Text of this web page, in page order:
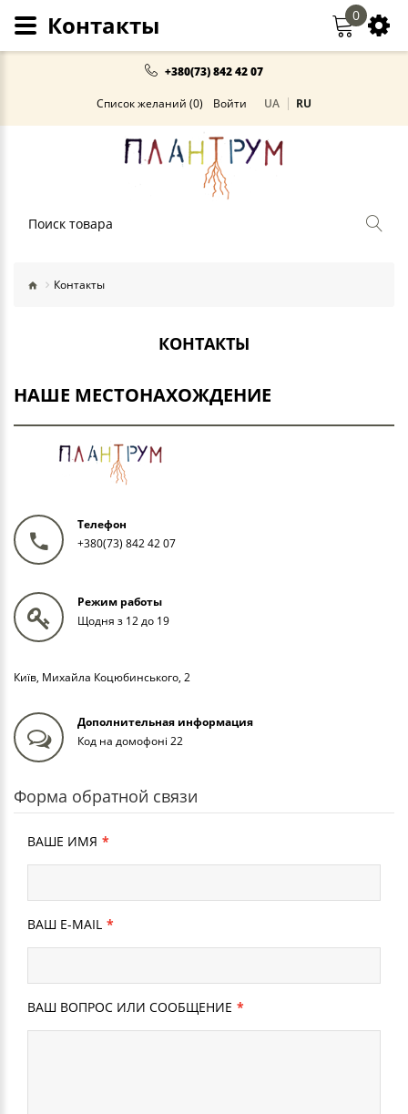
+380(73) 842 42 07
Список желаний (0) Войти UA RU
0
Контакты
КОНТАКТЫ
НАШЕ МЕСТОНАХОЖДЕНИЕ
Телефон
+380(73) 842 42 07
Режим работы
Щодня з 12 до 19
Київ, Михайла Коцюбинського, 2
Дополнительная информация
Код на домофоні 22
Форма обратной связи
ВАШЕ ИМЯ
ВАШ E-MAIL
ВАШ ВОПРОС ИЛИ СООБЩЕНИЕ
Контакты